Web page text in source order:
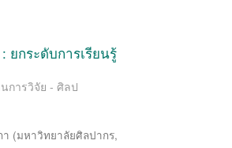
ยกระดับการเรียนรู้
การวิจัย - ศิลป
า (มหาวิทยาลัยศิลปากร,